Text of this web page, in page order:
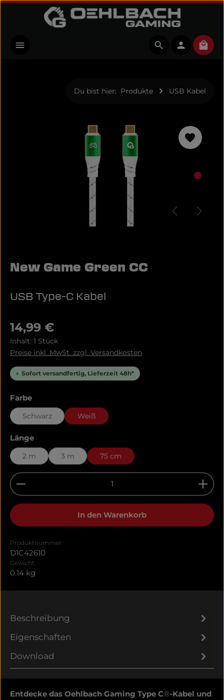
Zum Hauptinhalt springen
Du bist hier: Produkte USB Kabel
New Game Green CC
USB Type-C Kabel
Regulärer Preis:
14,99 €
Inhalt: 1 Stück
Preise inkl. MwSt. zzgl. Versandkosten
Sofort versandfertig, Lieferzeit 48h*
Farbeauswählen
Schwarz Weiß
Längeauswählen
2 m 3 m 75 cm
Produkt Anzahl: Gib den gewünschten Wert
In den Warenkorb
Produktnummer:
D1C42610
Gewicht:
0.14 kg
Beschreibung
Eigenschaften
Download
Entdecke das Oehlbach Gaming Type C®-Kabel und